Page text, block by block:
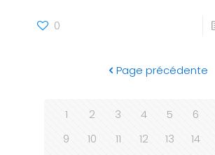
0
Page précédente
1 2 3 4 5 6
9
10 11 12 13 14